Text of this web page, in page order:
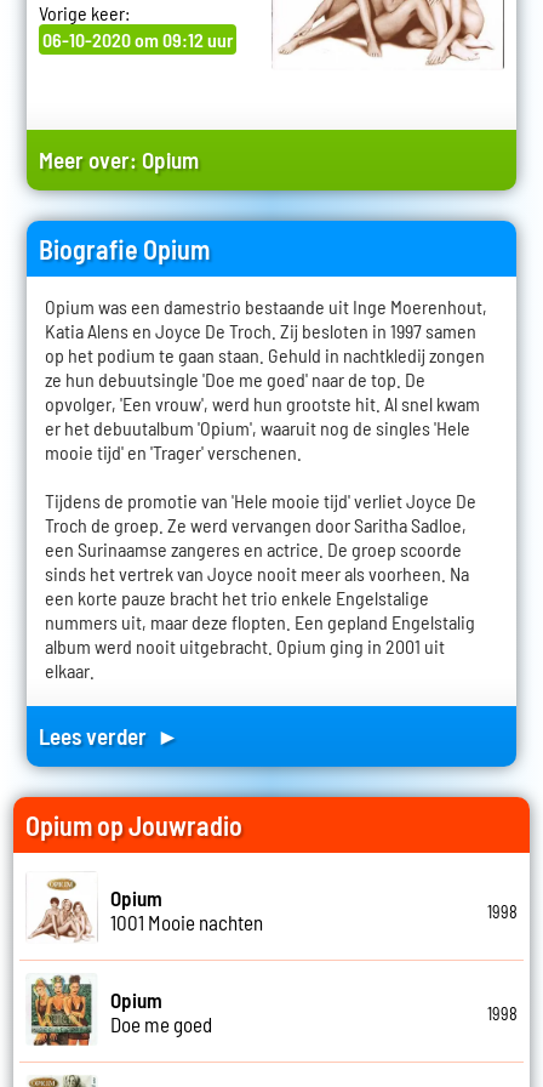
Vorige keer:
06-10-2020 om 09:12 uur
Meer over: Opium
Biografie Opium
Opium was een damestrio bestaande uit Inge Moerenhout,
Katia Alens en Joyce De Troch. Zij besloten in 1997 samen
op het podium te gaan staan. Gehuld in nachtkledij zongen
ze hun debuutsingle 'Doe me goed' naar de top. De
opvolger, 'Een vrouw', werd hun grootste hit. Al snel kwam
er het debuutalbum 'Opium', waaruit nog de singles 'Hele
mooie tijd' en 'Trager' verschenen.
Tijdens de promotie van 'Hele mooie tijd' verliet Joyce De
Troch de groep. Ze werd vervangen door Saritha Sadloe,
een Surinaamse zangeres en actrice. De groep scoorde
sinds het vertrek van Joyce nooit meer als voorheen. Na
een korte pauze bracht het trio enkele Engelstalige
nummers uit, maar deze flopten. Een gepland Engelstalig
album werd nooit uitgebracht. Opium ging in 2001 uit
elkaar.
Lees verder ►
Opium op Jouwradio
Opium
1001 Mooie nachten
1998
Opium
Doe me goed
1998